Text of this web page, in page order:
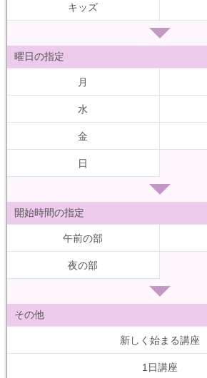
キッズ
曜日の指定
月
水
金
日
開始時間の指定
午前の部
夜の部
その他
新しく始まる講座
1日講座